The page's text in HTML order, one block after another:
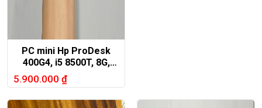
PC mini Hp ProDesk
400G4, i5 8500T, 8G,
256G, wifi, blutooth
5.900.000 ₫